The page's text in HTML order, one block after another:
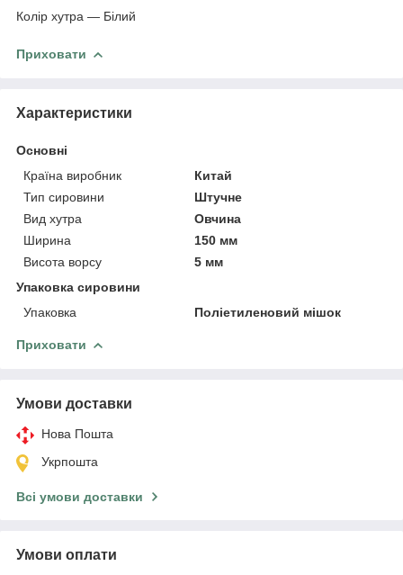
Колір хутра — Білий
Приховати
Характеристики
Основні
Країна виробник
Китай
Тип сировини
Штучне
Вид хутра
Овчина
Ширина
150 мм
Висота ворсу
5 мм
Упаковка сировини
Упаковка
Поліетиленовий мішок
Приховати
Умови доставки
Нова Пошта
Укрпошта
Всі умови доставки
Умови оплати